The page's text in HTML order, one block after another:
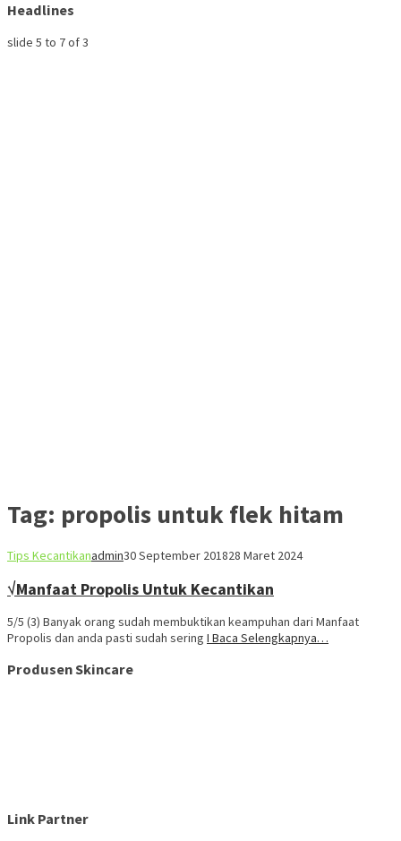
Headlines
slide 5 to 7of 3
Tag: propolis untuk flek hitam
Tips Kecantikanadmin30 September 201828 Maret 2024
√Manfaat Propolis Untuk Kecantikan
5/5 (3) Banyak orang sudah membuktikan keampuhan dari Manfaat
Propolis dan anda pasti sudah sering I Baca Selengkapnya…
Produsen Skincare
Link Partner